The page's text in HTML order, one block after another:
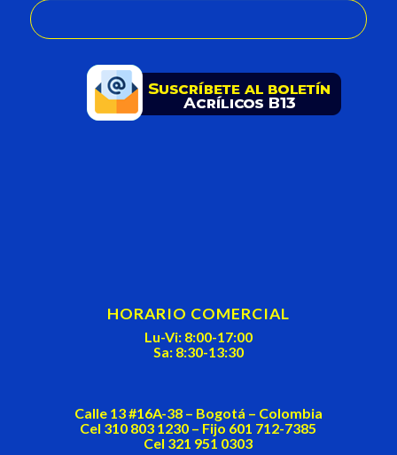
HORARIO COMERCIAL
Lu-Vi: 8:00-17:00
Sa: 8:30-13:30
Calle 13 #16A-38 – Bogotá – Colombia
Cel 310 803 1230 – Fijo 601 712-7385
Cel 321 951 0303